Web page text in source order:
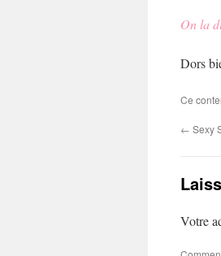
On la
Dors
Ce
← Sexy
Votre